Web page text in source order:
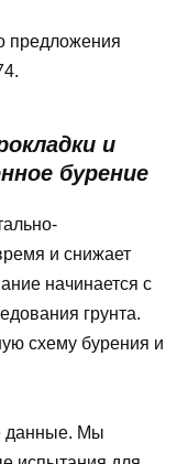
предложения
и
бурение
и снижает
начинается с
грунта.
схему бурения и
данные. Мы